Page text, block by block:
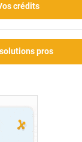
crédits
pros